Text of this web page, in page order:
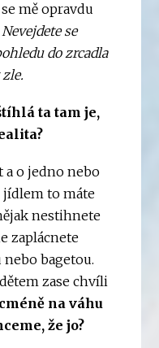
mě opravdu
Nevejdete se
do zrcadla
ta tam je,
a o jedno nebo
jídlem to máte
nestihnete
zaplácnete
bagetou.
zase chvíli
na váhu
že jo?